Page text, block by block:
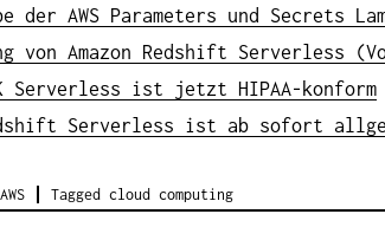
der AWS Parameters und Secrets
von Amazon Redshift Serverless
Serverless ist jetzt HIPAA-konform
Serverless ist ab sofort
Tagged cloud computing